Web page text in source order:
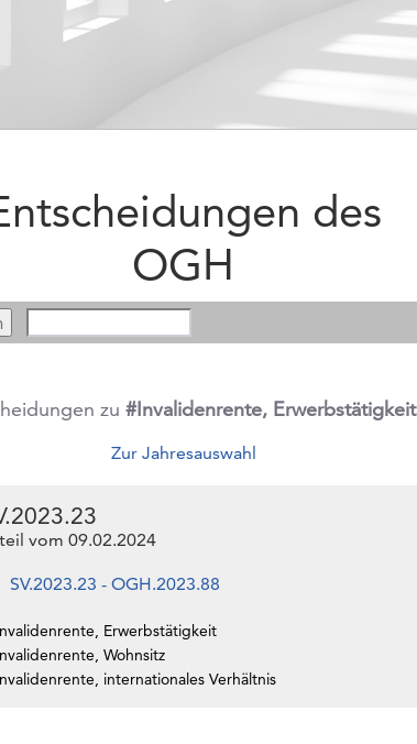
des
OGH
zu #Invalidenrente, Erwerbstätigkeit
Zur Jahresauswahl
vom 09.02.2024
SV.2023.23 - OGH.2023.88
Erwerbstätigkeit
Wohnsitz
internationales Verhältnis